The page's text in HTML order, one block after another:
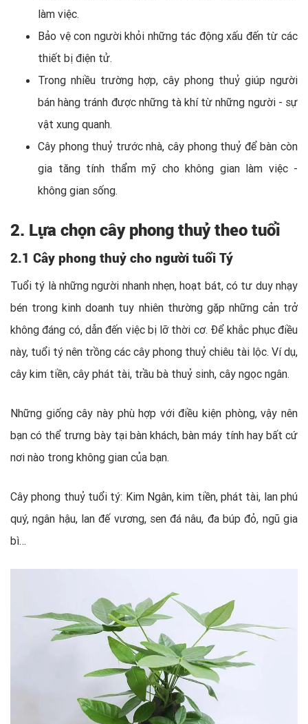
làm việc.
Bảo vệ con người khỏi những tác động xấu đến từ các
thiết bị điện tử.
Trong nhiều trường hợp, cây phong thuỷ giúp người
bán hàng tránh được những tà khí từ những người - sự
vật xung quanh.
Cây phong thuỷ trước nhà, cây phong thuỷ để bàn còn
gia tăng tính thẩm mỹ cho không gian làm việc -
không gian sống.
2. Lựa chọn cây phong thuỷ theo tuổi
2.1 Cây phong thuỷ cho người tuổi Tý
Tuổi tý là những người nhanh nhẹn, hoạt bát, có tư duy nhạy
bén trong kinh doanh tuy nhiên thường gặp những cản trở
không đáng có, dẫn đến việc bị lỡ thời cơ. Để khắc phục điều
này, tuổi tý nên trồng các cây phong thuỷ chiêu tài lộc. Ví dụ,
cây kim tiền, cây phát tài, trầu bà thuỷ sinh, cây ngọc ngân.
Những giống cây này phù hợp với điều kiện phòng, vậy nên
bạn có thể trưng bày tại bàn khách, bàn máy tính hay bất cứ
nơi nào trong không gian của bạn.
Cây phong thuỷ tuổi tý: Kim Ngân, kim tiền, phát tài, lan phú
quý, ngân hậu, lan đế vương, sen đá nâu, đa búp đỏ, ngũ gia
bì…